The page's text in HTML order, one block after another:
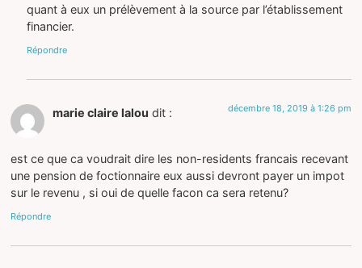
quant à eux un prélèvement à la source par l’établissement
financier.
Répondre
marie claire lalou dit : décembre 18, 2019 à 1:26 pm
est ce que ca voudrait dire les non-residents francais recevant
une pension de foctionnaire eux aussi devront payer un impot
sur le revenu , si oui de quelle facon ca sera retenu?
Répondre